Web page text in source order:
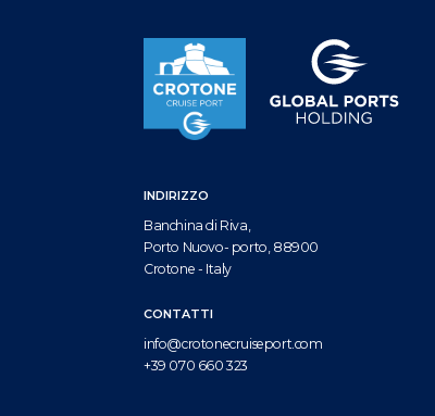
INDIRIZZO
Banchina di Riva,
Porto Nuovo- porto, 88900
Crotone - Italy
CONTATTI
info@crotonecruiseport.com
+39 070 660 323